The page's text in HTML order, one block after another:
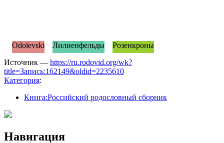
Odoïevski Лилиенфельды
Розенкроны
Источник — https://ru.rodovid.org/wk?
title=Запись:162149&oldid=2235610
Категория:
Книга:Российский родословный сборник
Навигация